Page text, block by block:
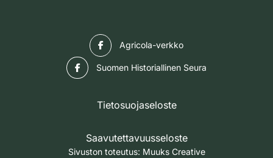
Agricola-verkko
Suomen Historiallinen Seura
Tietosuojaseloste
Saavutettavuusseloste
Sivuston toteutus: Muuks Creative